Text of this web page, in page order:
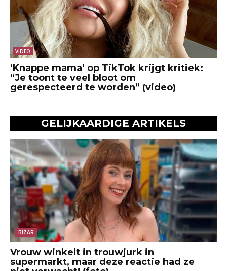
VIDEO
‘Knappe mama’ op TikTok krijgt kritiek:
“Je toont te veel bloot om
gerespecteerd te worden” (video)
GELIJKAARDIGE ARTIKELS
BIZAR
Vrouw winkelt in trouwjurk in
supermarkt, maar deze reactie had ze